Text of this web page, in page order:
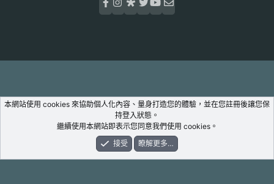
登入
本網站使用 cookies 來協助個人化內容、量身打造您的體驗，並在您註冊後讓您保
持登入狀態。
繼續使用本網站即表示您同意我們使用 cookies。
接受
瞭解更多…